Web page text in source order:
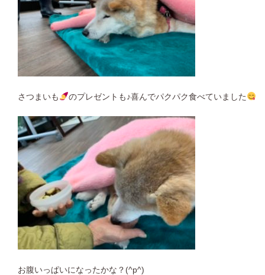
さつまいも のプレゼントも♪喜んでパクパク食べていました
お腹いっぱいになったかな？(^p^)